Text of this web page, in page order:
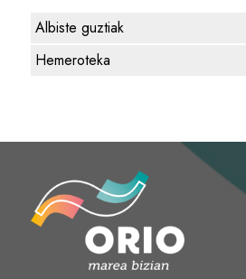
Albiste guztiak
Hemeroteka